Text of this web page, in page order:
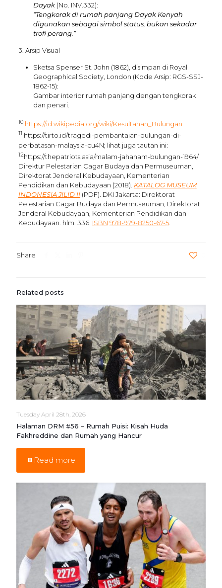
Dayak(No. INV.332):
“Tengkorak di rumah panjang Dayak Kenyah
digunakan sebagai simbol status, bukan sekadar
trofi perang.”
3. Arsip Visual
Sketsa Spenser St. John (1862), disimpan di Royal
Geographical Society, London (Kode Arsip: RGS-SSJ-
1862-15):
Gambar interior rumah panjang dengan tengkorak
dan penari.
10 https://id.wikipedia.org/wiki/Kesultanan_Bulungan
11 https://tirto.id/tragedi-pembantaian-bulungan-di-
perbatasan-malaysia-cu4N; lihat juga tautan ini:
12https://thepatriots.asia/malam-jahanam-bulungan-1964/
Direktur Pelestarian Cagar Budaya dan Permuseuman,
Direktorat Jenderal Kebudayaan, Kementerian
Pendidikan dan Kebudayaan (2018). KATALOG MUSEUM
INDONESIA JILID II(PDF). DKI Jakarta: Direktorat
Pelestarian Cagar Budaya dan Permuseuman, Direktorat
Jenderal Kebudayaan, Kementerian Pendidikan dan
Kebudayaan. hlm. 336. ISBN 978-979-8250-67-5.
Share
Related posts
Tuesday April 28th, 2026
Halaman DRM #56 – Rumah Puisi: Kisah Huda
Fakhreddine dan Rumah yang Hancur
Read more